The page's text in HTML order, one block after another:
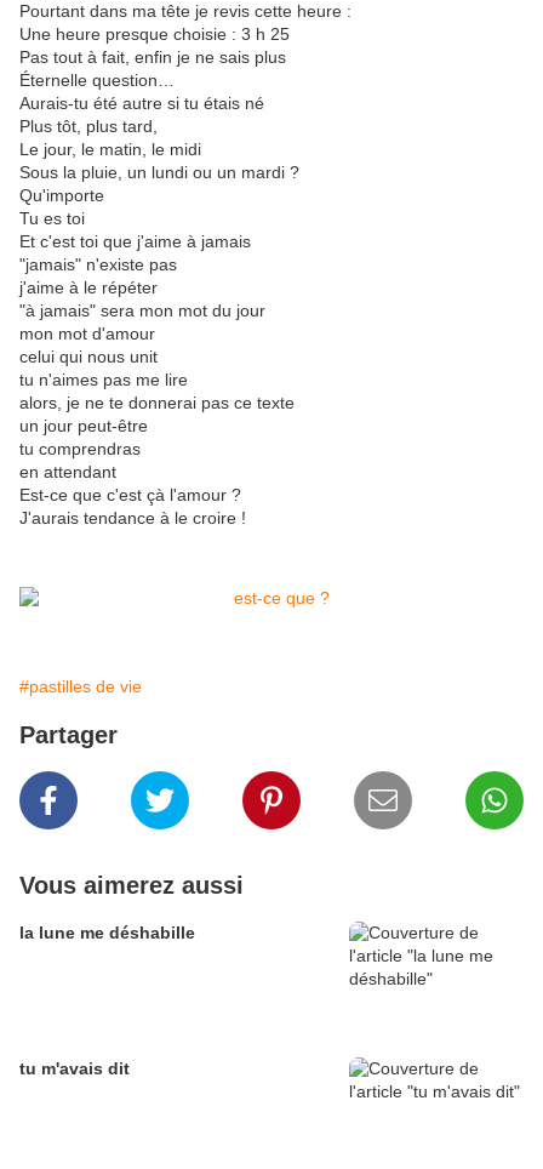
Pourtant dans ma tête je revis cette heure :
Une heure presque choisie : 3 h 25
Pas tout à fait, enfin je ne sais plus
Éternelle question…
Aurais-tu été autre si tu étais né
Plus tôt, plus tard,
Le jour, le matin, le midi
Sous la pluie, un lundi ou un mardi ?
Qu'importe
Tu es toi
Et c'est toi que j'aime à jamais
"jamais" n'existe pas
j'aime à le répéter
"à jamais" sera mon mot du jour
mon mot d'amour
celui qui nous unit
tu n'aimes pas me lire
alors, je ne te donnerai pas ce texte
un jour peut-être
tu comprendras
en attendant
Est-ce que c'est çà l'amour ?
J'aurais tendance à le croire !
#pastilles de vie
Partager
Vous aimerez aussi
la lune me déshabille
tu m'avais dit